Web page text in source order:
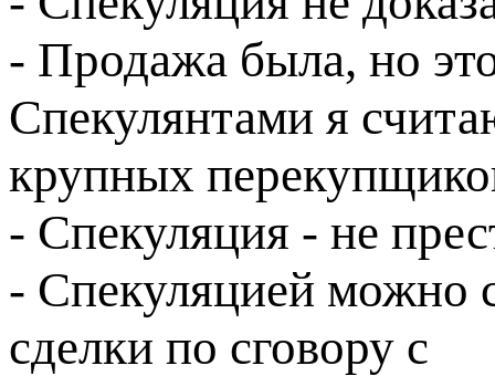
- Продажа была, но
Спекулянтами я
крупных
- Спекуляция - не
- Спекуляцией можно
сделки по сговору с